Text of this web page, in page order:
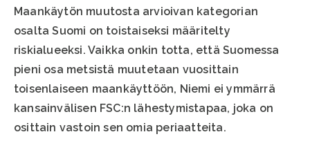
Maankäytön muutosta arvioivan kategorian
osalta Suomi on toistaiseksi määritelty
riskialueeksi. Vaikka onkin totta, että Suomessa
pieni osa metsistä muutetaan vuosittain
toisenlaiseen maankäyttöön, Niemi ei ymmärrä
kansainvälisen FSC:n lähestymistapaa, joka on
osittain vastoin sen omia periaatteita.